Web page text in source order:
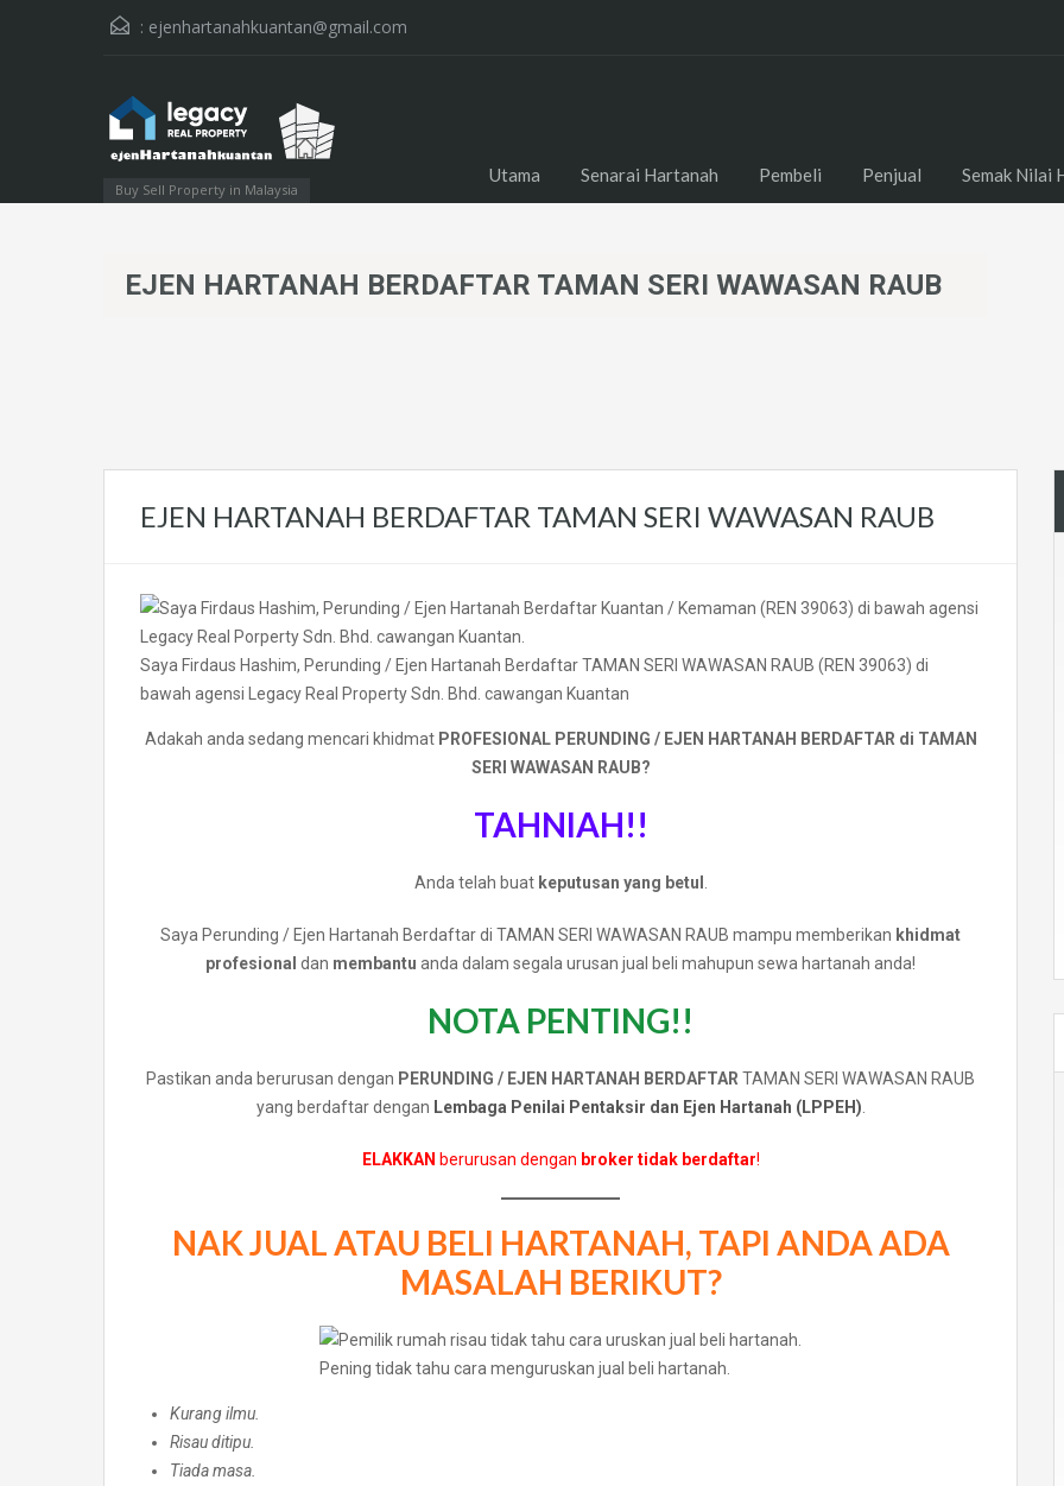
: ejenhartanahkuantan@gmail.com
Buy Sell Property in Malaysia
Utama Senarai Hartanah Pembeli Penjual Semak Nilai
EJEN HARTANAH BERDAFTAR TAMAN SERI WAWASAN RAUB
EJEN HARTANAH BERDAFTAR TAMAN SERI WAWASAN RAUB
Saya Firdaus Hashim, Perunding / Ejen Hartanah Berdaftar TAMAN SERI WAWASAN RAUB (REN 39063) di
bawah agensi Legacy Real Property Sdn. Bhd. cawangan Kuantan
Adakah anda sedang mencari khidmat PROFESIONAL PERUNDING / EJEN HARTANAH BERDAFTAR di TAMAN
SERI WAWASAN RAUB?
TAHNIAH!!
Anda telah buat keputusan yang betul
Saya Perunding / Ejen Hartanah Berdaftar di TAMAN SERI WAWASAN RAUB mampu memberikan khidmat
profesional dan membantu anda dalam segala urusan jual beli mahupun sewa hartanah anda!
NOTA PENTING!!
Pastikan anda berurusan dengan PERUNDING / EJEN HARTANAH BERDAFTAR TAMAN SERI WAWASAN RAUB
yang berdaftar dengan Lembaga Penilai Pentaksir dan Ejen Hartanah (LPPEH)
ELAKKAN berurusan dengan broker tidak berdaftar!
NAK JUAL ATAU BELI HARTANAH, TAPI ANDA ADA
MASALAH BERIKUT?
Pening tidak tahu cara menguruskan jual beli hartanah.
Kurang ilmu.
Risau ditipu.
Tiada masa.